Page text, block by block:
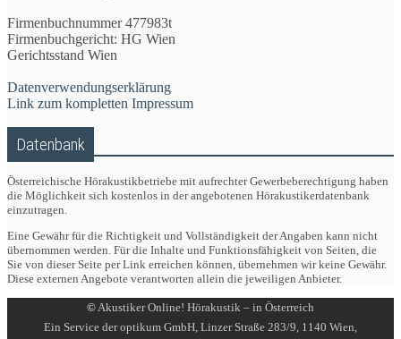
Firmenbuchnummer 477983t
Firmenbuchgericht: HG Wien
Gerichtsstand Wien
Datenverwendungserklärung
Link zum kompletten Impressum
Datenbank
Österreichische Hörakustikbetriebe mit aufrechter Gewerbeberechtigung haben
die Möglichkeit sich kostenlos in der angebotenen Hörakustikerdatenbank
einzutragen.
Eine Gewähr für die Richtigkeit und Vollständigkeit der Angaben kann nicht
übernommen werden. Für die Inhalte und Funktionsfähigkeit von Seiten, die
Sie von dieser Seite per Link erreichen können, übernehmen wir keine Gewähr.
Diese externen Angebote verantworten allein die jeweiligen Anbieter.
© Akustiker Online! Hörakustik – in Österreich
Ein Service der optikum GmbH, Linzer Straße 283/9, 1140 Wien,